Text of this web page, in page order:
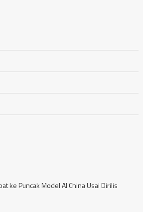
ke Puncak Model AI China Usai Dirilis